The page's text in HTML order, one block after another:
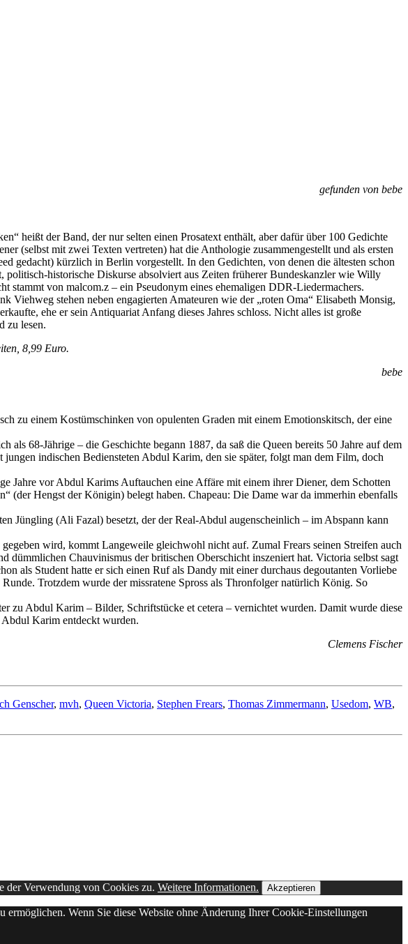
gefunden von bebe
heißt der Band, der nur selten einen Prosatext enthält, aber dafür über 100 Gedichte
(selbst mit zwei Texten vertreten) hat die Anthologie zusammengestellt und als ersten
gedacht) kürzlich in Berlin vorgestellt. In den Gedichten, von denen die ältesten schon
politisch-historische Diskurse absolviert aus Zeiten früherer Bundeskanzler wie Willy
von malcom.z – ein Pseudonym eines ehemaligen DDR-Liedermachers.
stehen neben engagierten Amateuren wie der „roten Oma“ Elisabeth Monsig,
ehe er sein Antiquariat Anfang dieses Jahres schloss. Nicht alles ist große
zu lesen.
8,99 Euro.
bebe
zu einem Kostümschinken von opulenten Graden mit einem Emotionskitsch, der eine
68-Jährige – die Geschichte begann 1887, da saß die Queen bereits 50 Jahre auf dem
indischen Bediensteten Abdul Karim, den sie später, folgt man dem Film, doch
Jahre vor Abdul Karims Auftauchen eine Affäre mit einem ihrer Diener, dem Schotten
(der Hengst der Königin) belegt haben. Chapeau: Die Dame war da immerhin ebenfalls
Jüngling (Ali Fazal) besetzt, der der Real-Abdul augenscheinlich – im Abspann kann
wird, kommt Langeweile gleichwohl nicht auf. Zumal Frears seinen Streifen auch
dümmlichen Chauvinismus der britischen Oberschicht inszeniert hat. Victoria selbst sagt
als Student hatte er sich einen Ruf als Dandy mit einer durchaus degoutanten Vorliebe
Trotzdem wurde der missratene Spross als Thronfolger natürlich König. So
zu Abdul Karim – Bilder, Schriftstücke et cetera – vernichtet wurden. Damit wurde diese
Abdul Karim entdeckt wurden.
Clemens Fischer
Genscher, mvh, Queen Victoria, Stephen Frears, Thomas Zimmermann, Usedom, WB,
der Verwendung von Cookies zu. Weitere Informationen. Akzeptieren
Wenn Sie diese Website ohne Änderung Ihrer Cookie-Einstellungen